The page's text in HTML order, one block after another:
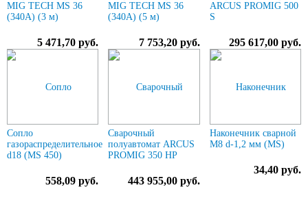
MIG TECH MS 36
(340A) (3 м)
5 471,70 руб.
MIG TECH MS 36
(340A) (5 м)
7 753,20 руб.
ARCUS PROMIG 500
S
295 617,00 руб.
Сопло
газораспределительное
d18 (MS 450)
558,09 руб.
Сварочный
полуавтомат ARCUS
PROMIG 350 HP
443 955,00 руб.
Наконечник сварной
М8 d-1,2 мм (MS)
34,40 руб.